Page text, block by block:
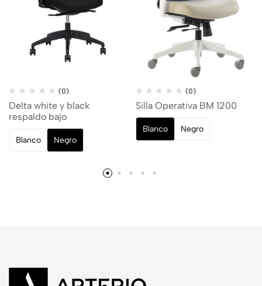
(0)
Delta white y black
respaldo bajo
Blanco Negro
(0)
Silla Operativa BM 1200
Blanco Negro